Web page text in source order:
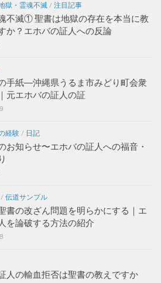
獄・霊魂不滅 / 注目記事
不滅① 聖書は地獄の存在を本当に教
か？エホバの証人への反論
手紙―沖縄県うるま市みどり町会衆
元エホバの証人の証
経験 / 日記
お知らせ〜エホバの証人への福音・
/ 伝道サンプル
書の改ざん問題を明らかにする｜エ
を論破する方法の紹介
人の輸血拒否は聖書の教えですか